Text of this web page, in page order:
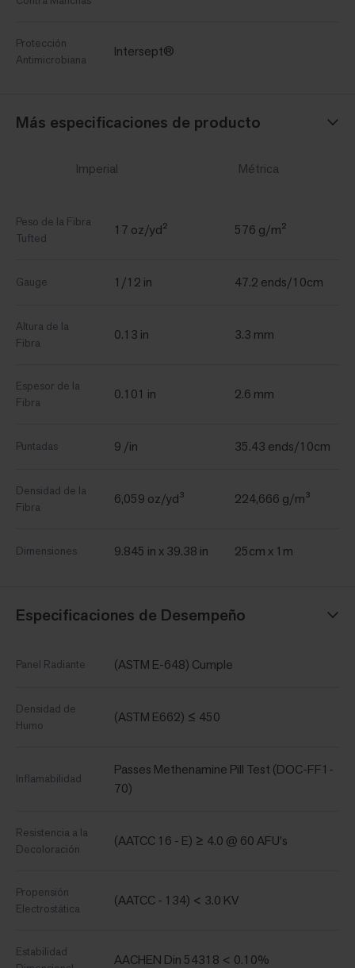
Protección
Antimicrobiana
Intersept®
Más especificaciones de producto
Imperial Métrica
Peso de la Fibra
Tufted
17 oz/yd² 576 g/m²
Gauge 1/12 in 47.2 ends/10cm
Altura de la
Fibra
0.13 in 3.3 mm
Espesor de la
Fibra
0.101 in 2.6 mm
Puntadas 9 /in 35.43 ends/10cm
Densidad de la
Fibra
6,059 oz/yd³ 224,666 g/m³
Dimensiones 9.845 in x 39.38 in 25cm x 1m
Especificaciones de Desempeño
Panel Radiante (ASTM E-648) Cumple
Densidad de
Humo
(ASTM E662) ≤ 450
Inflamabilidad
Passes Methenamine Pill Test (DOC-FF1-
70)
Resistencia a la
Decoloración
(AATCC 16 - E) ≥ 4.0 @ 60 AFU's
Propensión
Electrostática
(AATCC - 134) < 3.0 KV
Estabilidad
AACHEN Din 54318 < 0.10%